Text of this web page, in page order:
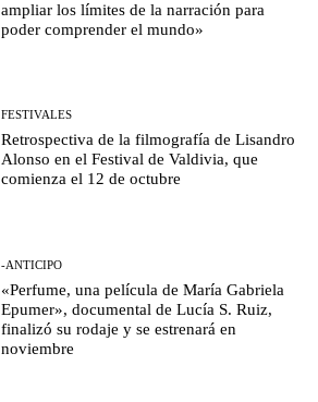
ampliar los límites de la narración para
poder comprender el mundo»
FESTIVALES
Retrospectiva de la filmografía de Lisandro
Alonso en el Festival de Valdivia, que
comienza el 12 de octubre
-ANTICIPO
«Perfume, una película de María Gabriela
Epumer», documental de Lucía S. Ruiz,
finalizó su rodaje y se estrenará en
noviembre